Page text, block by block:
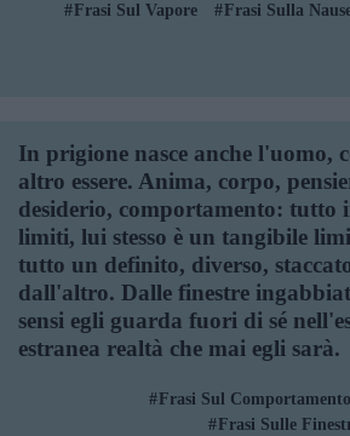
Frasi Sul Vapore Frasi Sulla
In prigione nasce anche l'uomo,
altro essere. Anima, corpo,
desiderio, comportamento: tutto
limiti, lui stesso è un tangibile
tutto un definito, diverso,
dall'altro. Dalle finestre
sensi egli guarda fuori di sé
estranea realtà che mai egli sarà.
Frasi Sul Comportamento
Frasi Sulle